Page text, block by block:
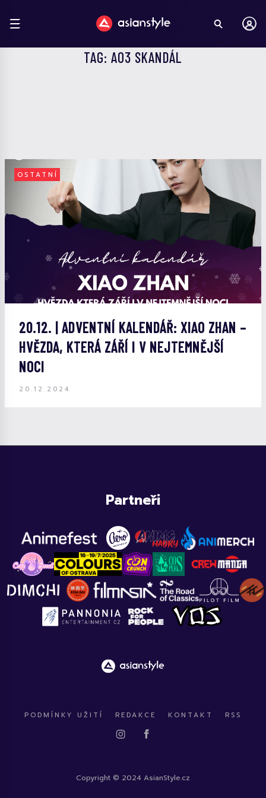
TAG: AO3 SKANDÁL
OSTATNÍ
20.12. | ADVENTNÍ KALENDÁŘ: XIAO ZHAN –
HVĚZDA, KTERÁ ZÁŘÍ I V NEJTEMNĚJŠÍ
NOCI
20.12.2024
Partneři
PODMÍNKY UŽITÍ REDAKCE KONTAKT RSS
Copyright © 2024 AsianStyle.cz